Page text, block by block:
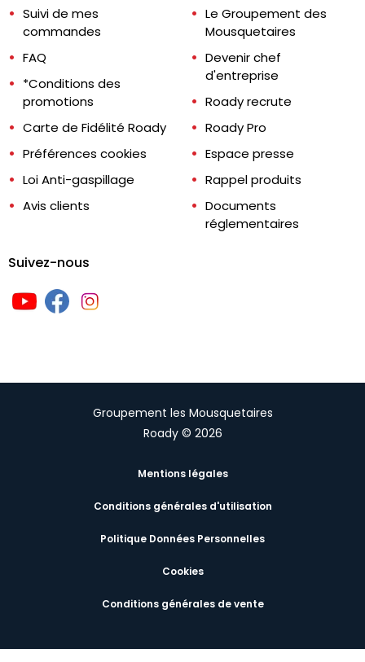
Suivi de mes
commandes
FAQ
*Conditions des
promotions
Carte de Fidélité Roady
Préférences cookies
Loi Anti-gaspillage
Avis clients
Le Groupement des
Mousquetaires
Devenir chef
d'entreprise
Roady recrute
Roady Pro
Espace presse
Rappel produits
Documents
réglementaires
Suivez-nous
Groupement les Mousquetaires
Roady © 2026
Mentions légales
Conditions générales d'utilisation
Politique Données Personnelles
Cookies
Conditions générales de vente